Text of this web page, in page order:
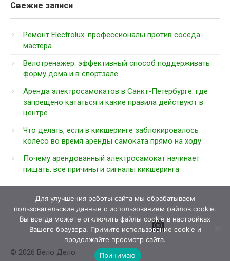
Свежие записи
Ремонт Electrolux: профессионалы против соседа-
мастера
Велотренажер: эффективный способ поддерживать
форму дома и в спортзале
Аренда электросамокатов в Санкт-Петербурге: где
запрещено кататься и какие правила действуют в
центре
Что делать, если в кикшеринге заблокировалось
колесо во время аренды самоката прямо на ходу
Почему арендованный электросамокат начинает
пищать: все причины и сигналы кикшеринга
© 2026 Вело Дело
Для улучшения работы сайта мы обрабатываем
пользовательские данные с использованием файлов cookie.
Вы всегда можете отключить файлы cookie в настройках
Вашего браузера. Примите использование cookie и
продолжайте просмотр сайта.
Принимаю